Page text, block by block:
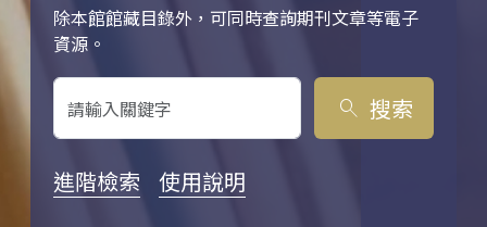
除本館館藏目錄外，可同時查詢期刊文章等電子
資源。
關鍵字搜尋
search 搜索
進階檢索 使用說明